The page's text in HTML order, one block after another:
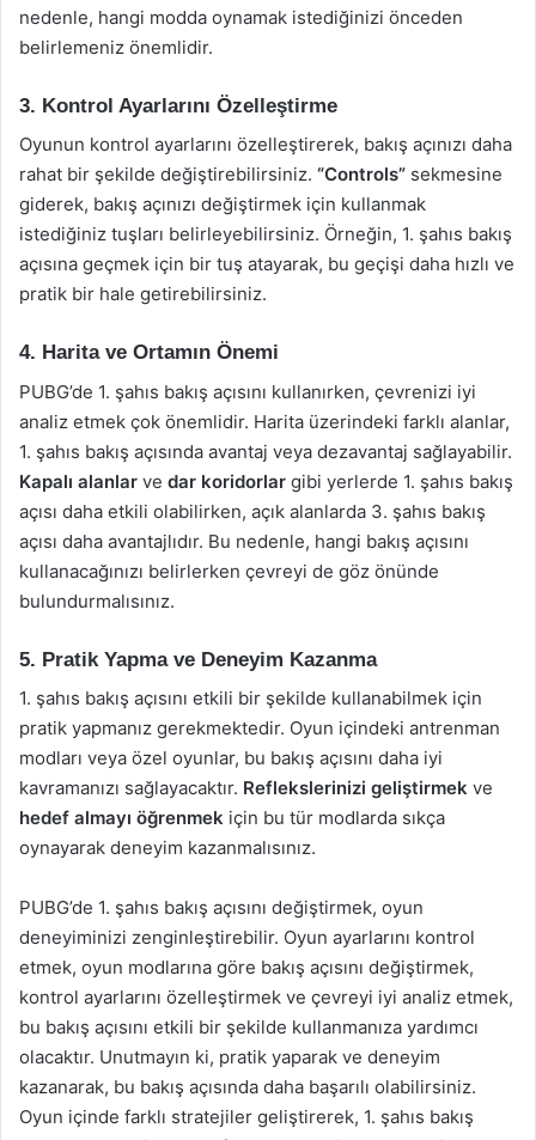
nedenle, hangi modda oynamak istediğinizi önceden
belirlemeniz önemlidir.
3. Kontrol Ayarlarını Özelleştirme
Oyunun kontrol ayarlarını özelleştirerek, bakış açınızı daha
rahat bir şekilde değiştirebilirsiniz. “Controls” sekmesine
giderek, bakış açınızı değiştirmek için kullanmak
istediğiniz tuşları belirleyebilirsiniz. Örneğin, 1. şahıs bakış
açısına geçmek için bir tuş atayarak, bu geçişi daha hızlı ve
pratik bir hale getirebilirsiniz.
4. Harita ve Ortamın Önemi
PUBG’de 1. şahıs bakış açısını kullanırken, çevrenizi iyi
analiz etmek çok önemlidir. Harita üzerindeki farklı alanlar,
1. şahıs bakış açısında avantaj veya dezavantaj sağlayabilir.
Kapalı alanlar ve dar koridorlar gibi yerlerde 1. şahıs bakış
açısı daha etkili olabilirken, açık alanlarda 3. şahıs bakış
açısı daha avantajlıdır. Bu nedenle, hangi bakış açısını
kullanacağınızı belirlerken çevreyi de göz önünde
bulundurmalısınız.
5. Pratik Yapma ve Deneyim Kazanma
1. şahıs bakış açısını etkili bir şekilde kullanabilmek için
pratik yapmanız gerekmektedir. Oyun içindeki antrenman
modları veya özel oyunlar, bu bakış açısını daha iyi
kavramanızı sağlayacaktır. Reflekslerinizi geliştirmek ve
hedef almayı öğrenmek için bu tür modlarda sıkça
oynayarak deneyim kazanmalısınız.
PUBG’de 1. şahıs bakış açısını değiştirmek, oyun
deneyiminizi zenginleştirebilir. Oyun ayarlarını kontrol
etmek, oyun modlarına göre bakış açısını değiştirmek,
kontrol ayarlarını özelleştirmek ve çevreyi iyi analiz etmek,
bu bakış açısını etkili bir şekilde kullanmanıza yardımcı
olacaktır. Unutmayın ki, pratik yaparak ve deneyim
kazanarak, bu bakış açısında daha başarılı olabilirsiniz.
Oyun içinde farklı stratejiler geliştirerek, 1. şahıs bakış